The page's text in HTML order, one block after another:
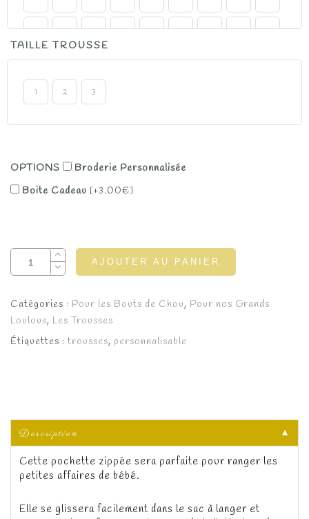
TAILLE TROUSSE
1 2 3
OPTIONS
Broderie Personnalisée
Boite Cadeau [+3.00€]
AJOUTER AU PANIER
Catégories : Pour les Bouts de Chou, Pour nos Grands
Loulous, Les Trousses
Étiquettes : trousses, personnalisable
Description
▼
Cette pochette zippée sera parfaite pour ranger les
petites affaires de bébé.
Elle se glissera facilement dans le sac à langer et